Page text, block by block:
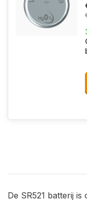
De SR521 batterij